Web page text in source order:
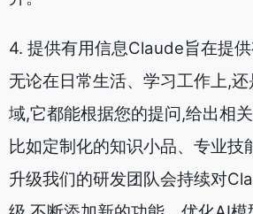
谱、提高其语言理解能力。所以
的推移,成为一个越来越“聪明”
是Claude的主要特性。我们希
多人提供高质量的人工智能交互
二。claude和chatGPT的区别